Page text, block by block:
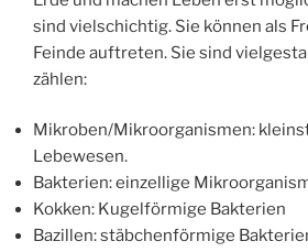
sind vielschichtig. Sie können als
Feinde auftreten. Sie sind
zählen:
Mikroben/Mikroorganismen:
Lebewesen.
Bakterien: einzellige
Kokken: Kugelförmige Bakterien
Bazillen: stäbchenförmige